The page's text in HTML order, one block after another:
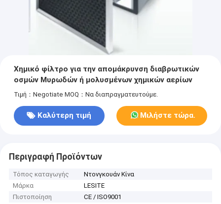
Χημικό φίλτρο για την απομάκρυνση διαβρωτικών
οσμών Μυρωδών ή μολυσμένων χημικών αερίων
Τιμή：Negotiate MOQ：Να διαπραγματευτούμε.
Καλύτερη τιμή Μιλήστε τώρα.
Περιγραφή Προϊόντων
Τόπος καταγωγής
Ντονγκουάν Κίνα
Μάρκα
LESITE
Πιστοποίηση
CE / ISO9001